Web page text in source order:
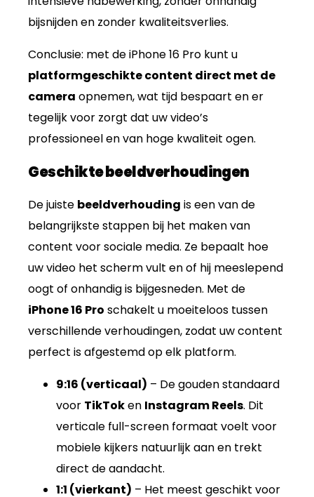
bijsnijden en zonder kwaliteitsverlies.
Conclusie: met de iPhone 16 Pro kunt u
platformgeschikte content direct met de
camera opnemen, wat tijd bespaart en er
tegelijk voor zorgt dat uw video’s
professioneel en van hoge kwaliteit ogen.
Geschikte beeldverhoudingen
De juiste beeldverhouding is een van de
belangrijkste stappen bij het maken van
content voor sociale media. Ze bepaalt hoe
uw video het scherm vult en of hij meeslepend
oogt of onhandig is bijgesneden. Met de
iPhone 16 Pro schakelt u moeiteloos tussen
verschillende verhoudingen, zodat uw content
perfect is afgestemd op elk platform.
9:16 (verticaal) – De gouden standaard
voor TikToken Instagram Reels. Dit
verticale full-screen formaat voelt voor
mobiele kijkers natuurlijk aan en trekt
direct de aandacht.
1:1 (vierkant) – Het meest geschikt voor